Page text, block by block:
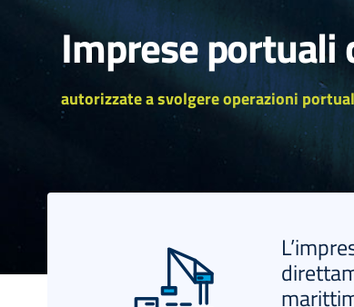
Imprese portuali
autorizzate a svolgere operazioni